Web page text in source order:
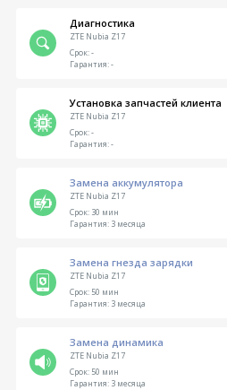
Диагностика
ZTE Nubia Z17
Срок:-
Гарантия:-
Установка запчастей клиента
ZTE Nubia Z17
Срок:-
Гарантия:-
Замена аккумулятора
ZTE Nubia Z17
Срок:30 мин
Гарантия:3 месяца
Замена гнезда зарядки
ZTE Nubia Z17
Срок:50 мин
Гарантия:3 месяца
Замена динамика
ZTE Nubia Z17
Срок:50 мин
Гарантия:3 месяца